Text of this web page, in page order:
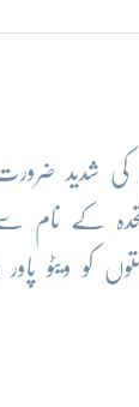
کی شدید
کے
کو ویٹو